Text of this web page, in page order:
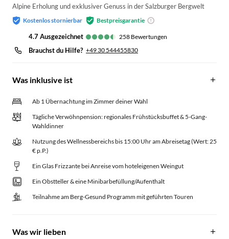
Alpine Erholung und exklusiver Genuss in der Salzburger Bergwelt
Kostenlos stornierbar Bestpreisgarantie
4.7 ausgezeichnet 258 Bewertungen
Brauchst du Hilfe? +49 30 544455830
Was inklusive ist
Ab 1 Übernachtung im Zimmer deiner Wahl
Tägliche Verwöhnpension: regionales Frühstücksbuffet & 5-Gang-
Wahldinner
Nutzung des Wellnessbereichs bis 15:00 Uhr am Abreisetag (Wert: 25
€ p.P.)
Ein Glas Frizzante bei Anreise vom hoteleigenen Weingut
Ein Obstteller & eine Minibarbefüllung/Aufenthalt
Teilnahme am Berg-Gesund Programm mit geführten Touren
Was wir lieben